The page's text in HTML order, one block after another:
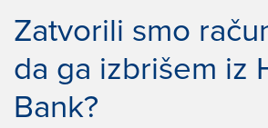
Zatvorili smo
da ga izbrišem iz
Bank?